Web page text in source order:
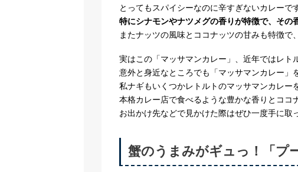
とってもスパイシーなのに辛すぎないカレーです
特にシナモンやナツメグの香りが特徴で、その
またナッツの風味とココナッツの甘みも特徴
実はこの「マッサマンカレー」、近年ではレト
意外と身近なところでも「マッサマンカレー」
私ナギもいくつかレトルトのマッサマンカレー
本格カレー店で食べるような豊かな香りとココ
お出かけ先などで見かけた際はぜひ一度手に取
蟹のうまみがギュっ！「プ